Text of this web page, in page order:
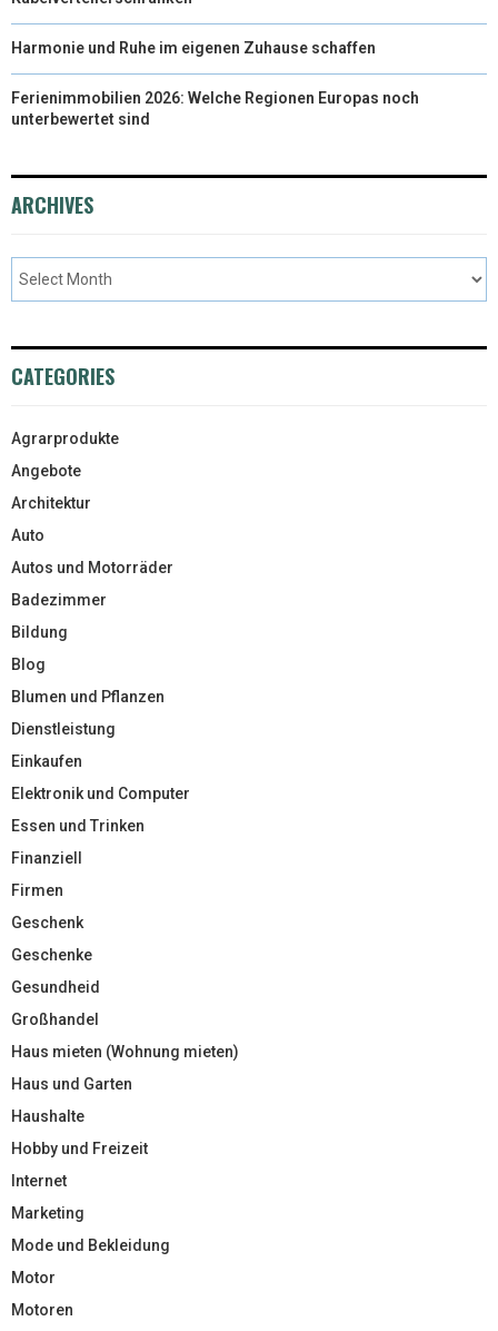
Harmonie und Ruhe im eigenen Zuhause schaffen
Ferienimmobilien 2026: Welche Regionen Europas noch
unterbewertet sind
ARCHIVES
CATEGORIES
Agrarprodukte
Angebote
Architektur
Auto
Autos und Motorräder
Badezimmer
Bildung
Blog
Blumen und Pflanzen
Dienstleistung
Einkaufen
Elektronik und Computer
Essen und Trinken
Finanziell
Firmen
Geschenk
Geschenke
Gesundheid
Großhandel
Haus mieten (Wohnung mieten)
Haus und Garten
Haushalte
Hobby und Freizeit
Internet
Marketing
Mode und Bekleidung
Motor
Motoren